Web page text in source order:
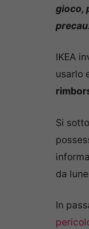
gioco,
IKEA
usarlo
Si
da
In